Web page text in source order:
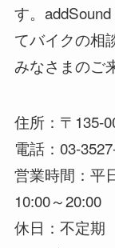
す。
てバイクの相
みなさまのご
住所：〒135-
電話：03-
営業時間：平
10:00～20:00
休日：不定期